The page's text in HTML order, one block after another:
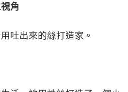
角
吐出來的絲打造家。